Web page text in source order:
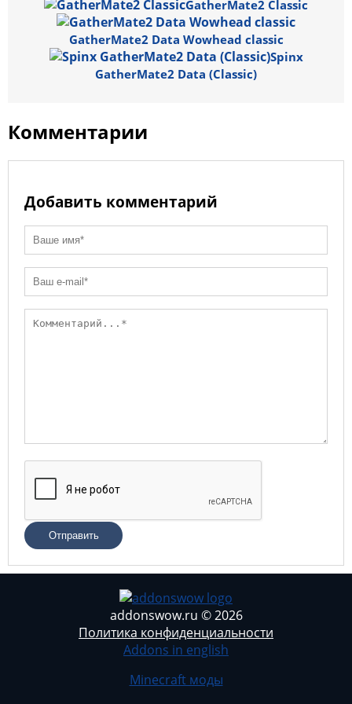
n
k
a
ss
ni
m o
o
k
u
GatherMate2 Classic
GatherMate2 Data Wowhead classic
Spinx
GatherMate2 Data (Classic)
Комментарии
Добавить комментарий
Отправить
addonswow.ru © 2026
Политика конфиденциальности
Addons in english
Minecraft моды